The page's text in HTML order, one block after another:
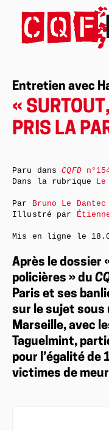
Entretien avec
«
PRIS LA
Après le dossier
policières » du
Paris et ses
sur le sujet sous
Marseille, avec
Taguelmint,
pour l’égalité de
victimes de
Paru dansCQFD
Dans la rubrique
Par Bruno Le Dantec
Illustré par
Mis en ligne le